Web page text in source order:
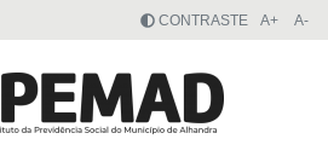
CONTRASTE A+ A-